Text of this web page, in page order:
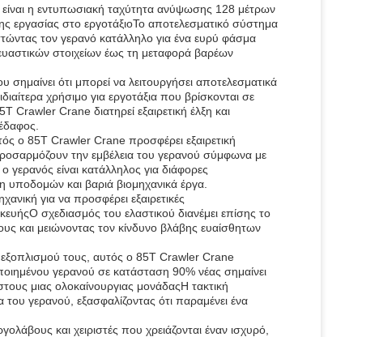
η εντυπωσιακή ταχύτητα ανύψωσης 128 μέτρων
εργασίας στο εργοτάξιοΤο αποτελεσματικό σύστημα
τον γερανό κατάλληλο για ένα ευρύ φάσμα
στοιχείων έως τη μεταφορά βαρέων
ότι μπορεί να λειτουργήσει αποτελεσματικά
χρήσιμο για εργοτάξια που βρίσκονται σε
Crawler Crane διατηρεί εξαιρετική έλξη και
ο 85T Crawler Crane προσφέρει εξαιρετική
την εμβέλεια του γερανού σύμφωνα με
είναι κατάλληλος για διάφορες
και βαριά βιομηχανικά έργα.
για να προσφέρει εξαιρετικές
σχεδιασμός του ελαστικού διανέμει επίσης το
και μειώνοντας τον κίνδυνο βλάβης ευαίσθητων
εξοπλισμού τους, αυτός ο 85T Crawler Crane
γερανού σε κατάσταση 90% νέας σημαίνει
μιας ολοκαίνουργιας μονάδαςΗ τακτική
γερανού, εξασφαλίζοντας ότι παραμένει ένα
και χειριστές που χρειάζονται έναν ισχυρό,